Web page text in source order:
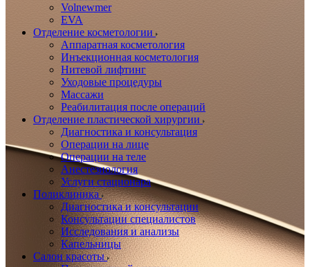
Volnewmer
EVA
Отделение косметологии
Аппаратная косметология
Инъекционная косметология
Нитевой лифтинг
Уходовые процедуры
Массажи
Реабилитация после операций
Отделение пластической хирургии
Диагностика и консультация
Операции на лице
Операции на теле
Анестезиология
Услуги стационара
Поликлиника
Диагностика и консультации
Консультации специалистов
Исследования и анализы
Капельницы
Салон красоты